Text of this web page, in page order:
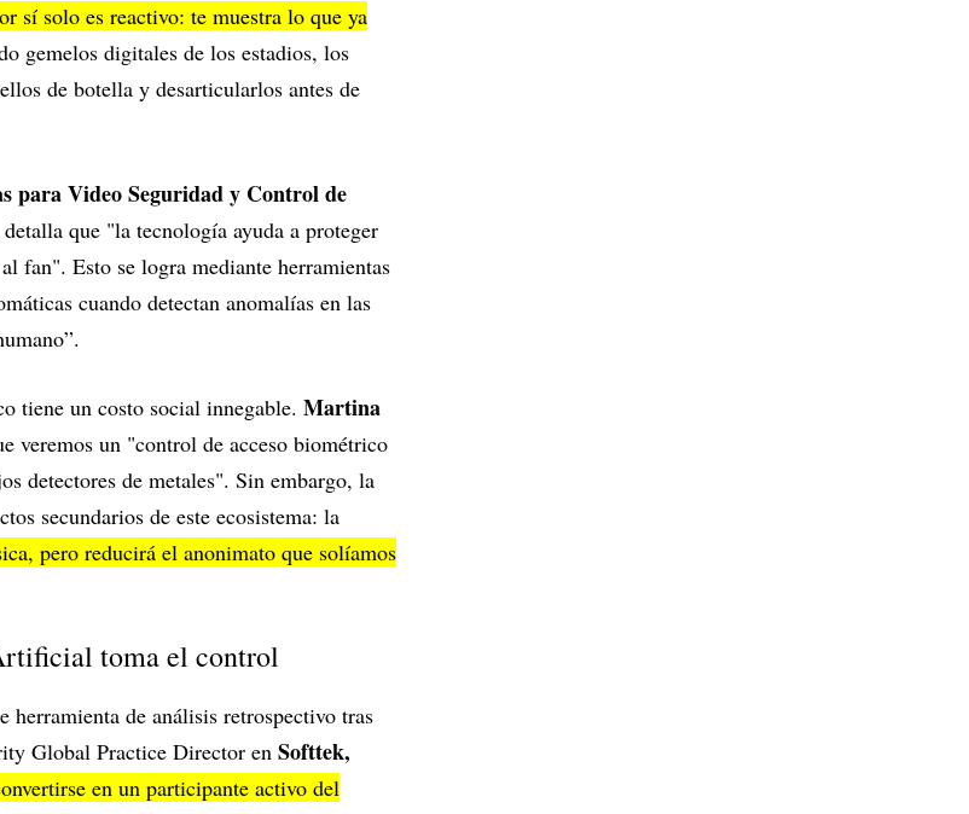
sí solo es reactivo: te muestra lo que ya
gemelos digitales de los estadios, los
de botella y desarticularlos antes de
para Video Seguridad y Control de
detalla que "la tecnología ayuda a proteger
fan". Esto se logra mediante herramientas
cuando detectan anomalías en las
tiene un costo social innegable. Martina
veremos un "control de acceso biométrico
detectores de metales". Sin embargo, la
secundarios de este ecosistema: la
pero reducirá el anonimato que solíamos
toma el control
de análisis retrospectivo tras
Global Practice Director en Softtek,
en un participante activo del